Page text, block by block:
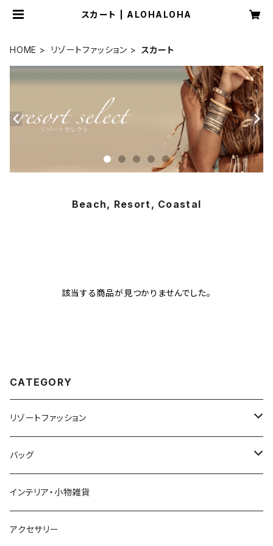
スカート | ALOHALOHA
HOME リゾートファッション スカート
Beach, Resort, Coastal
該当する商品が見つかりませんでした。
CATEGORY
リゾートファッション
トップス
ワンピース
オールインワン
バッグ
かごバッグ
ポーチ・クラッチ
インテリア・小物雑貨
アクセサリー